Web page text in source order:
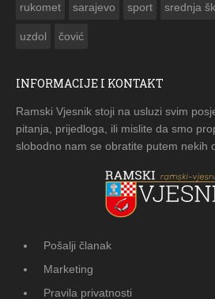
rukomet sarajevo sport srednja
uzdol čović
INFORMACIJE I KONTAKT
Ramski Vjesnik stoji na usluzi svim
pitanja, prijedloga, ili mislite da smo
slobodno nam se obratite putem nekih
Pošalji članak
Marketing
Pravila privatnosti